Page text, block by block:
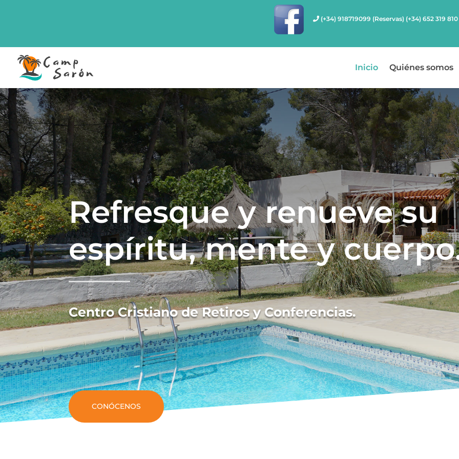
(+34) 918719099 (Reservas) (+34) 652 319
Inicio Quiénes somos
Refresque y renueve su
espíritu, mente y
Centro Cristiano de Retiros y Conferencias.
CONÓCENOS